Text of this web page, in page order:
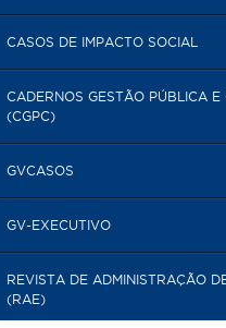
CASOS DE IMPACTO SOCIAL
CADERNOS GESTÃO PÚBLICA E
(CGPC)
GVCASOS
GV-EXECUTIVO
REVISTA DE ADMINISTRAÇÃO
(RAE)